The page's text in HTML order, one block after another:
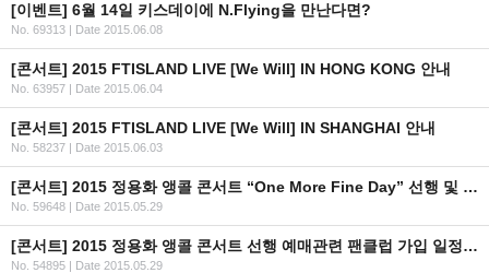
[이벤트] 6월 14일 키스데이에 N.Flying을 만난다면?
No. 69313 | Date 2015.06.08
[콘서트] 2015 FTISLAND LIVE [We Will] IN HONG KONG 안내
No. 63957 | Date 2015.06.04
[콘서트] 2015 FTISLAND LIVE [We Will] IN SHANGHAI 안내
No. 58237 | Date 2015.06.03
[콘서트] 2015 정용화 앵콜 콘서트 “One More Fine Day” 선행 및 일반 예매 안내
No. 59648 | Date 2015.05.29
[콘서트] 2015 정용화 앵콜 콘서트 선행 예매관련 팬클럽 가입 일정 안내
No. 54895 | Date 2015.05.29